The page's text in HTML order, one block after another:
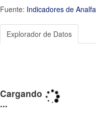
Fuente: Indicadores de
Explorador de Datos